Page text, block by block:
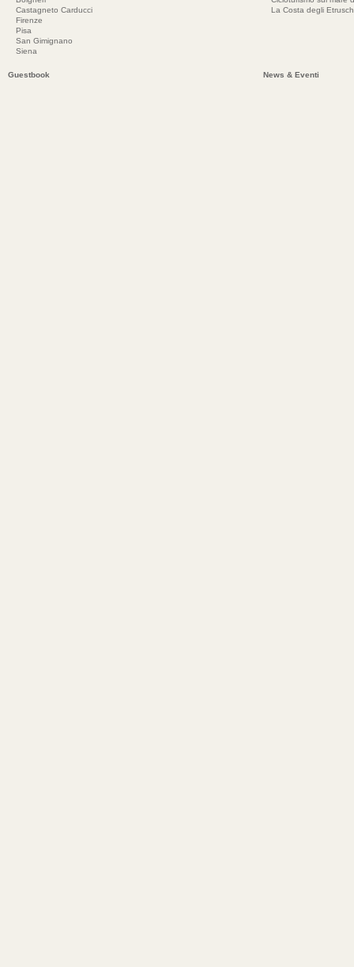
Castagneto Carducci
Firenze
Pisa
San Gimignano
Siena
La Costa degli
Guestbook News & Eventi